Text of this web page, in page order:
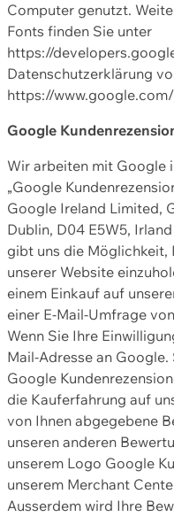
Computer genutzt.
Fonts finden Sie unter
https://
Datenschutzerklärung
https://
Google
Wir arbeiten mit Google
„Google
Google Ireland Limited,
Dublin, D04 E5W5,
gibt uns die Möglichkeit,
unserer Website
einem Einkauf auf
einer E-Mail-Umfrage
Wenn Sie Ihre
Mail-Adresse an
Google
die Kauferfahrung auf
von Ihnen abgegebene
unseren anderen
unserem Logo Google
unserem Merchant
Ausserdem wird Ihre